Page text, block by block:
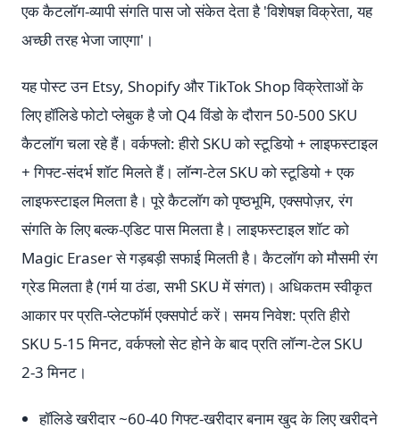
एक कैटलॉग-व्यापी संगति पास जो संकेत देता है 'विशेषज्ञ विक्रेता, यह
अच्छी तरह भेजा जाएगा'।
यह पोस्ट उन Etsy, Shopify और TikTok Shop विक्रेताओं के
लिए हॉलिडे फोटो प्लेबुक है जो Q4 विंडो के दौरान 50-500 SKU
कैटलॉग चला रहे हैं। वर्कफ्लो: हीरो SKU को स्टूडियो + लाइफस्टाइल
+ गिफ्ट-संदर्भ शॉट मिलते हैं। लॉन्ग-टेल SKU को स्टूडियो + एक
लाइफस्टाइल मिलता है। पूरे कैटलॉग को पृष्ठभूमि, एक्सपोज़र, रंग
संगति के लिए बल्क-एडिट पास मिलता है। लाइफस्टाइल शॉट को
Magic Eraser से गड़बड़ी सफाई मिलती है। कैटलॉग को मौसमी रंग
ग्रेड मिलता है (गर्म या ठंडा, सभी SKU में संगत)। अधिकतम स्वीकृत
आकार पर प्रति-प्लेटफॉर्म एक्सपोर्ट करें। समय निवेश: प्रति हीरो
SKU 5-15 मिनट, वर्कफ्लो सेट होने के बाद प्रति लॉन्ग-टेल SKU
2-3 मिनट।
हॉलिडे खरीदार ~60-40 गिफ्ट-खरीदार बनाम खुद के लिए खरीदने